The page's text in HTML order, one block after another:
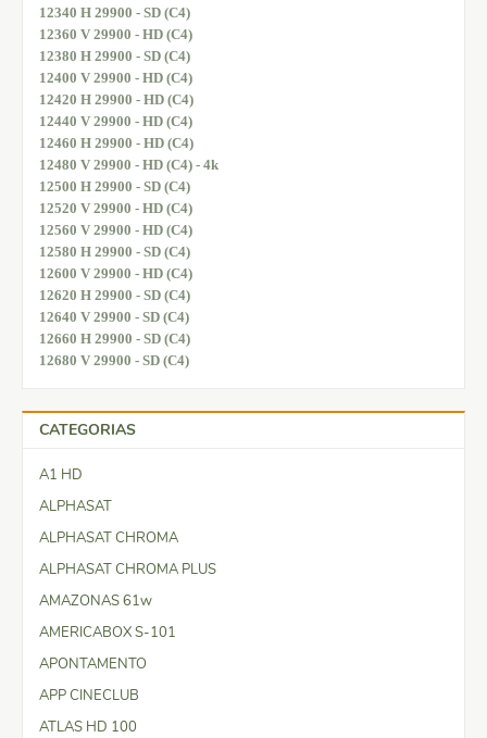
12340 H 29900 - SD (C4)
12360 V 29900 - HD (C4)
12380 H 29900 - SD (C4)
12400 V 29900 - HD (C4)
12420 H 29900 - HD (C4)
12440 V 29900 - HD (C4)
12460 H 29900 - HD (C4)
12480 V 29900 - HD (C4) - 4k
12500 H 29900 - SD (C4)
12520 V 29900 - HD (C4)
12560 V 29900 - HD (C4)
12580 H 29900 - SD (C4)
12600 V 29900 - HD (C4)
12620 H 29900 - SD (C4)
12640 V 29900 - SD (C4)
12660 H 29900 - SD (C4)
12680 V 29900 - SD (C4)
CATEGORIAS
A1 HD
ALPHASAT
ALPHASAT CHROMA
ALPHASAT CHROMA PLUS
AMAZONAS 61w
AMERICABOX S-101
APONTAMENTO
APP CINECLUB
ATLAS HD 100